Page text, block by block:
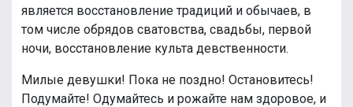
является восстановление традиций и обычаев, в
том числе обрядов сватовства, свадьбы, первой
ночи, восстановление культа девственности.
Милые девушки! Пока не поздно! Остановитесь!
Подумайте! Одумайтесь и рожайте нам здоровое, и